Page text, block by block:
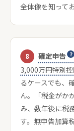
全体像を知って
8 確定申告
3,000万円特別
るケースでも、
ん。「税金がか
み、数年後に税
す。無申告加算